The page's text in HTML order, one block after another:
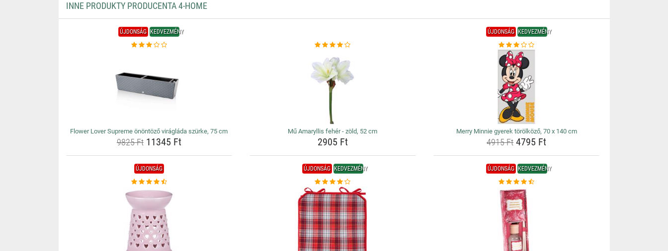
INNE PRODUKTY PRODUCENTA 4-HOME
ÚJDONSÁG KEDVEZMÉNY
Flower Lover Supreme önöntöző virágláda szürke, 75 cm
9825 Ft11345 Ft
Mű Amaryllis fehér - zöld, 52 cm
2905 Ft
ÚJDONSÁG KEDVEZMÉNY
Merry Minnie gyerek törölköző, 70 x 140 cm
4915 Ft 4795 Ft
ÚJDONSÁG ÚJDONSÁG KEDVEZMÉNY ÚJDONSÁG KEDVEZMÉNY